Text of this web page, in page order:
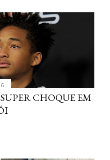
CHOQUE EM